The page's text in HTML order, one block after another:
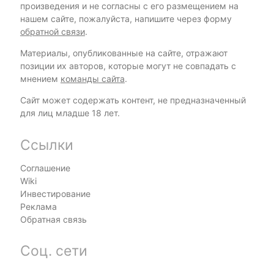
произведения и не согласны с его размещением на
нашем сайте, пожалуйста, напишите через форму
обратной связи.
Материалы, опубликованные на сайте, отражают
позиции их авторов, которые могут не совпадать с
мнением команды сайта.
Сайт может содержать контент, не предназначенный
для лиц младше 18 лет.
Ссылки
Соглашение
Wiki
Инвестирование
Реклама
Обратная связь
Соц. сети